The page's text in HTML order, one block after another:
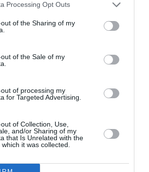
Processing Opt Outs
of the Sharing of my
of the Sale of my
of processing my
for Targeted Advertising.
of Collection, Use,
and/or Sharing of my
that Is Unrelated with the
it was collected.
Τάμτα: Το black and white σύνολο που
επέλεξε για την εμφάνισή της στο
Ηρώδειο
MORE FROM
CELEBRITIES